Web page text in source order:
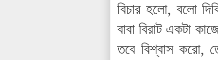
বিচার হলো, বলো
বাবা বিরাট একটা
তবে বিশ্বাস করো,